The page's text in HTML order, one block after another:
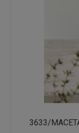
3633/